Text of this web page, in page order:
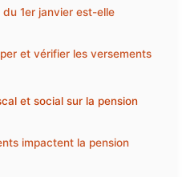
1er janvier est-elle
et vérifier les versements
et social sur la pension
impactent la pension